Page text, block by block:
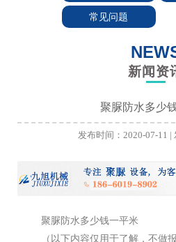
常见问题
新闻资
聚脲防水多少
发布时间：2020-07-11 |
聚脲防水多少钱一平米
（以下内容仅用于了解，不做报